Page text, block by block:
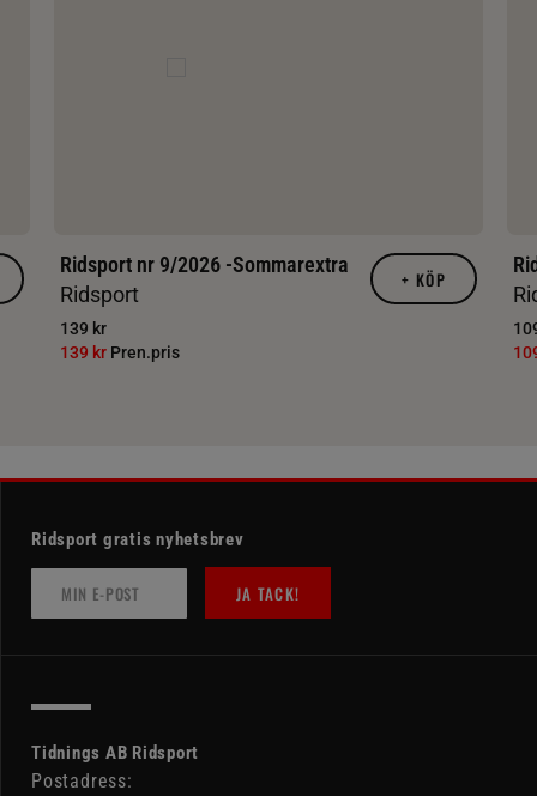
Ridsport nr 9/2026 -Sommarextra
Ridsport
139 kr
139 kr Pren.pris
+ KÖP
Ridsport gratis nyhetsbrev
JA TACK!
Tidnings AB Ridsport
Postadress: